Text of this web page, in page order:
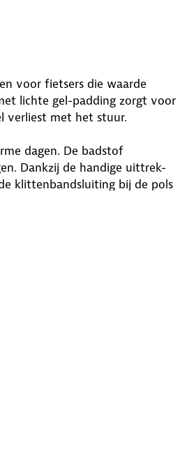
voor fietsers die waarde
lichte gel-padding zorgt voor
verliest met het stuur.
dagen. De badstof
Dankzij de handige uittrek-
klittenbandsluiting bij de pols